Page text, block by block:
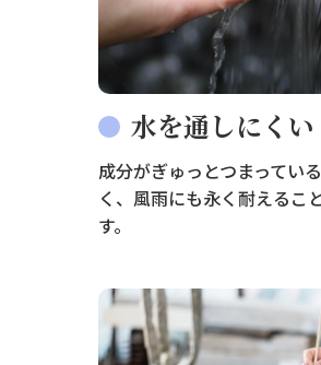
水を通しにくい
成分がぎゅっとつまってい
く、風雨にも永く耐えるこ
す。